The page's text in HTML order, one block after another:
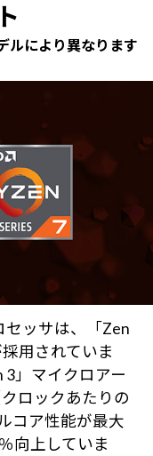
ルにより異なります
セッサは、「Zen
用されていま
3」マイクロアー
ロックあたりの
コア性能が最大
向上していま